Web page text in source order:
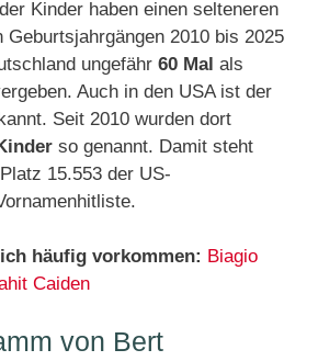
der Kinder haben einen selteneren
Geburtsjahrgängen 2010 bis 2025
ungefähr 60 Mal als
Auch in den USA ist der
Seit 2010 wurden dort
so genannt. Damit steht
15.553 der US-
häufig vorkommen: Biagio
Caiden
von Bert